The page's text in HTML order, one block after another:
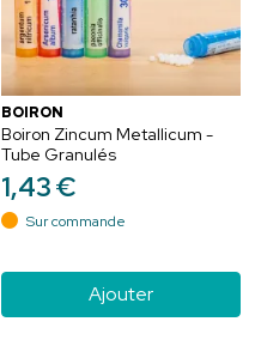
BOIRON
Boiron Zincum Metallicum -
Tube Granulés
1,43€
Sur commande
Ajouter